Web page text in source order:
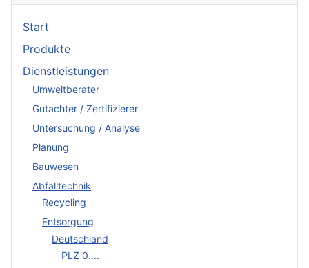
Start
Produkte
Dienstleistungen
Umweltberater
Gutachter / Zertifizierer
Untersuchung / Analyse
Planung
Bauwesen
Abfalltechnik
Recycling
Entsorgung
Deutschland
PLZ 0....